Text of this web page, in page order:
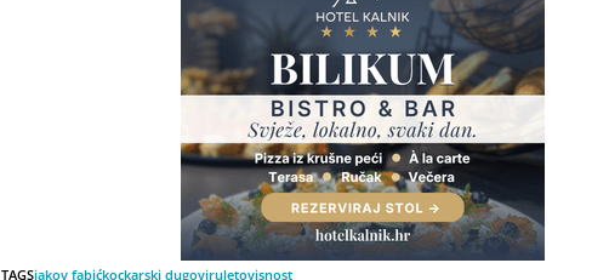
TAGSjakov fabićkockarski dugoviruletovisnost